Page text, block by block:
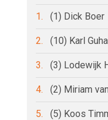
1. (1) Dick Boer
2. (10) Karl Guha
3. (3) Lodewijk
4. (2) Miriam
5. (5) Koos